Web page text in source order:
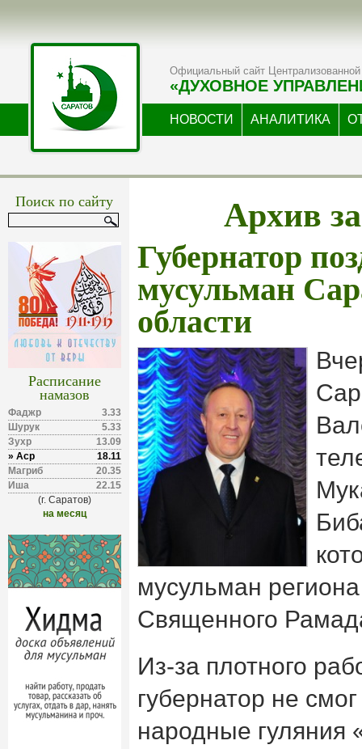
Официальный сайт Централизованной
«ДУХОВНОЕ
НОВОСТИ АНАЛИТИКА
Поиск по сайту
Расписание
намазов
Фаджр
3.33
Шурук
5.33
Зухр
13.09
» Аср
18.11
Магриб
20.35
Иша
22.15
(г. Саратов)
на месяц
Архив
Губернатор
мусульман
области
мусульман
Священного
Из-за плотного
губернатор не
народные гуляния